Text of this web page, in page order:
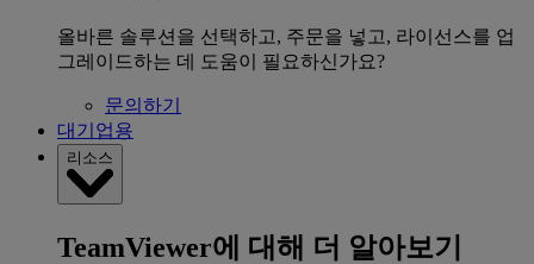
올바른 솔루션을 선택하고, 주문을 넣고, 라이선스를 업
그레이드하는 데 도움이 필요하신가요?
문의하기
대기업용
리소스
TeamViewer에 대해 더 알아보기